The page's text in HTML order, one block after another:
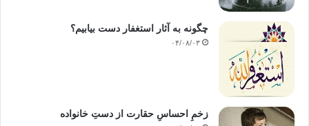
چگونه به آثار استغفار دست بیابیم؟
۰۴/۰۸/۰۳
زخمِ احساسِ حقارت از دستِ خانواده